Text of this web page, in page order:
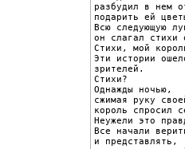
разбудил в нем
подарить ей
Всю следующую
он слагал стихи
Стихи, мой
Эти истории
зрителей.
Стихи?
Однажды ночью,
сжимая руку
король спросил
Неужели это
Все начали
и представлять,